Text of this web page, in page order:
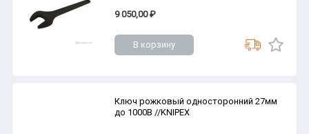
9 050,00 ₽
В корзину
Ключ рожковый односторонний 27мм
до 1000В //KNIPEX